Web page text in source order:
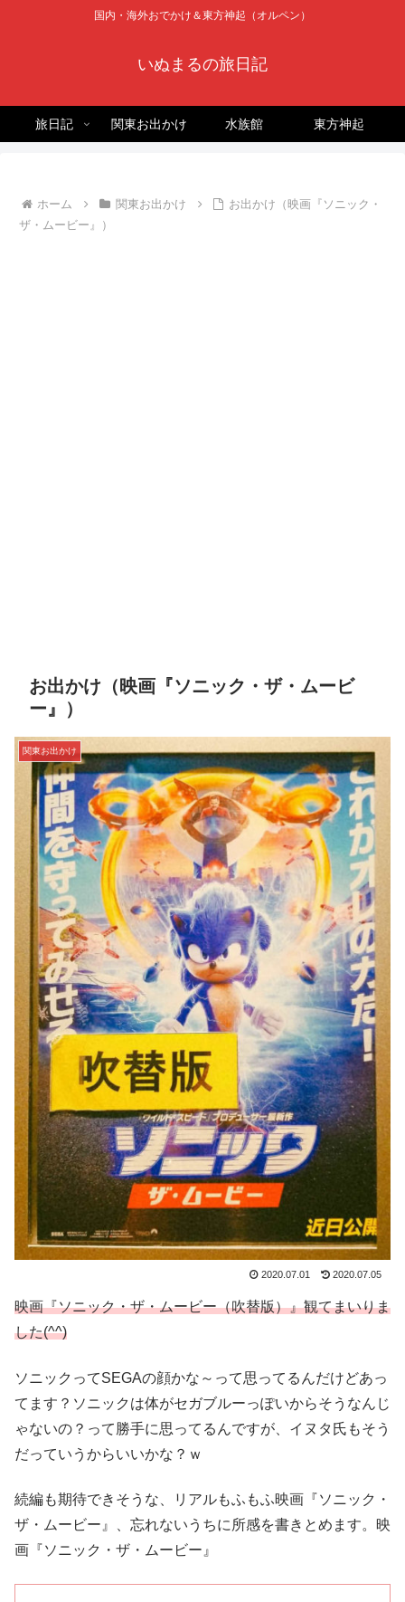
国内・海外おでかけ＆東方神起（オルペン）
いぬまるの旅日記
旅日記 関東お出かけ 水族館 東方神起
ホーム 関東お出かけ
お出かけ（映画『ソニック・
ザ・ムービー』）
お出かけ（映画『ソニック・ザ・ムービ
ー』）
関東お出かけ
2020.07.01 2020.07.05
映画『ソニック・ザ・ムービー（吹替版）』観てまいりま
した(^^)
ソニックってSEGAの顔かな～って思ってるんだけどあっ
てます？ソニックは体がセガブルーっぽいからそうなんじ
ゃないの？って勝手に思ってるんですが、イヌタ氏もそう
だっていうからいいかな？ｗ
続編も期待できそうな、リアルもふもふ映画『ソニック・
ザ・ムービー』、忘れないうちに所感を書きとめます。映
画『ソニック・ザ・ムービー』